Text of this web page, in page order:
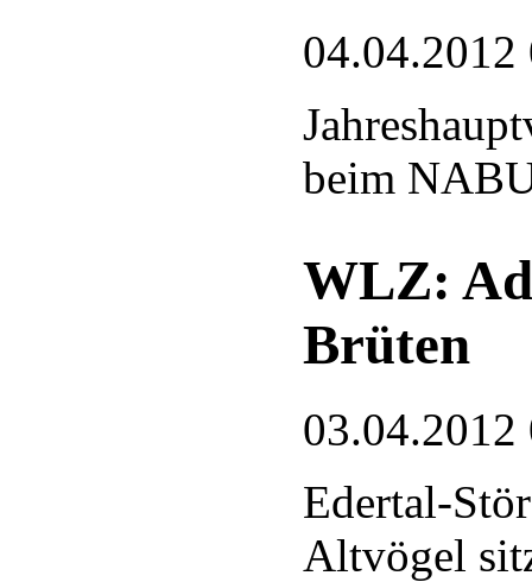
04.04.2012
beim
WLZ:
Brüten
03.04.2012
Edertal-
Altvögel